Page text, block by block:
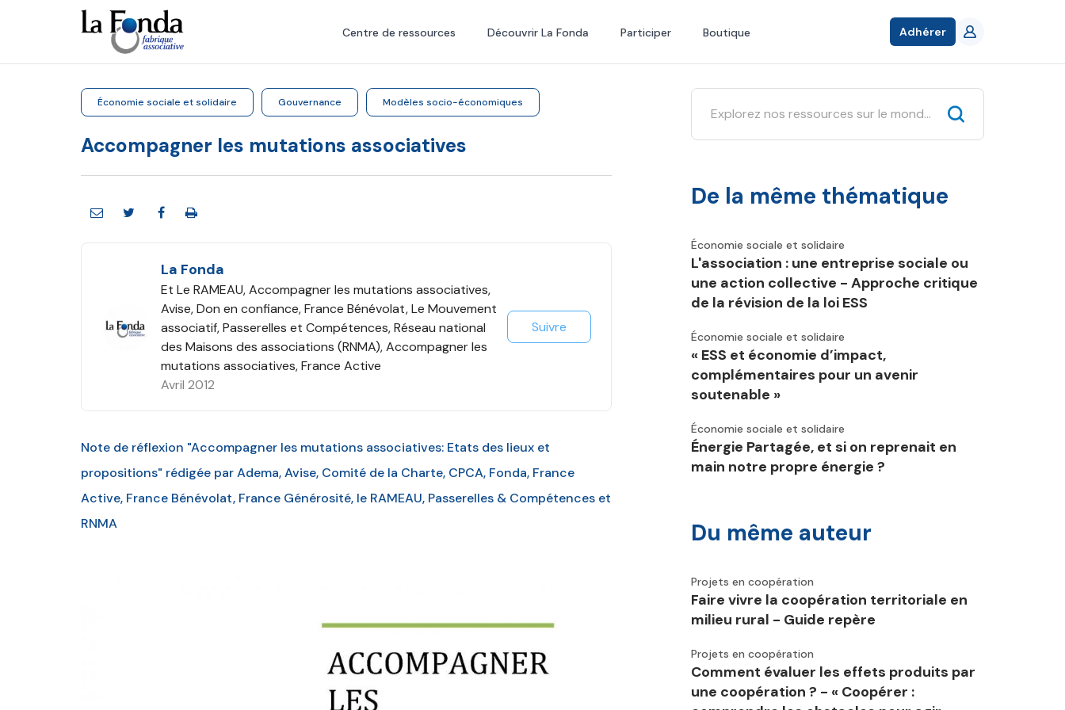
principal
Centre de ressources Découvrir La Fonda Participer Boutique Adhérer
Économie sociale et solidaire Gouvernance Modèles socio-économiques
Accompagner les mutations associatives
La Fonda
Et Le RAMEAU, Accompagner les mutations associatives,
Avise, Don en confiance, France Bénévolat, Le Mouvement
associatif, Passerelles et Compétences, Réseau national
des Maisons des associations (RNMA), Accompagner les
mutations associatives, France Active
Avril 2012
Suivre
Note de réflexion "Accompagner les mutations associatives: Etats des lieux et
propositions" rédigée par Adema, Avise, Comité de la Charte, CPCA, Fonda, France
Active, France Bénévolat, France Générosité, le RAMEAU, Passerelles & Compétences et
RNMA
De la même thématique
Économie sociale et solidaire
L'association : une entreprise sociale ou
une action collective - Approche critique
de la révision de la loi ESS
Économie sociale et solidaire
« ESS et économie d’impact,
complémentaires pour un avenir
soutenable »
Économie sociale et solidaire
Énergie Partagée, et si on reprenait en
main notre propre énergie ?
Du même auteur
Projets en coopération
Faire vivre la coopération territoriale en
milieu rural - Guide repère
Projets en coopération
Comment évaluer les effets produits par
une coopération ? - « Coopérer :